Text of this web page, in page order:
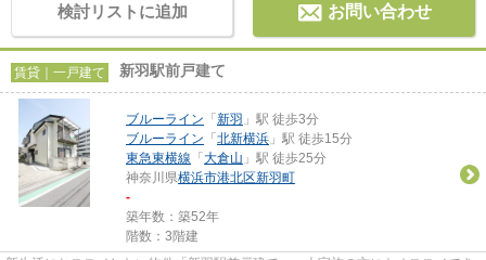
検討リストに追加 お問い合わせ
賃貸｜一戸建て 新羽駅前戸建て
ブルーライン 「 新羽 」駅 徒歩3分
ブルーライン 「 北新横浜 」駅 徒歩15分
東急東横線 「 大倉山 」駅 徒歩25分
神奈川県横浜市港北区新羽町
-
築年数：築52年
階数：3階建